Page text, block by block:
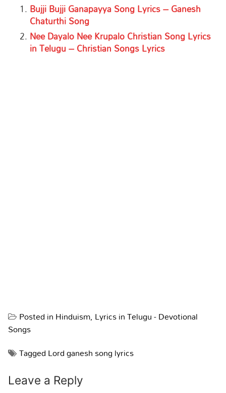
Bujji Bujji Ganapayya Song Lyrics – Ganesh
Chaturthi Song
Nee Dayalo Nee Krupalo Christian Song Lyrics
in Telugu – Christian Songs Lyrics
Posted inHinduism, Lyrics in Telugu - Devotional
Songs
TaggedLord ganesh song lyrics
Leave a Reply